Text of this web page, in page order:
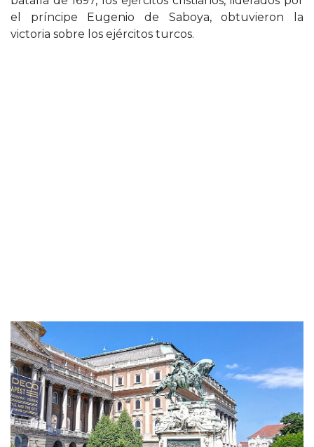
el príncipe Eugenio de Saboya, obtuvieron la
victoria sobre los ejércitos turcos.